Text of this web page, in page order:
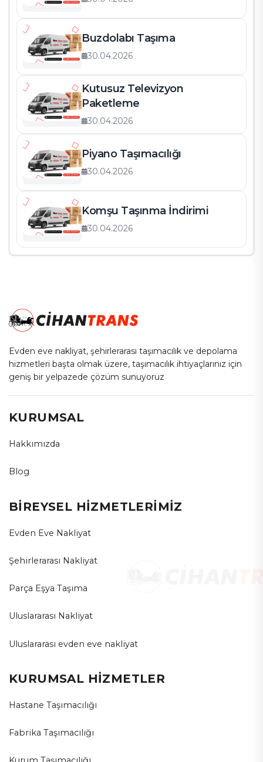
Buzdolabı Taşıma
30.04.2026
Kutusuz Televizyon
Paketleme
30.04.2026
Piyano Taşımacılığı
30.04.2026
Komşu Taşınma İndirimi
30.04.2026
Evden eve nakliyat, şehirlerarası taşımacılık ve depolama
hizmetleri başta olmak üzere, taşımacılık ihtiyaçlarınız için
geniş bir yelpazede çözüm sunuyoruz
KURUMSAL
Hakkımızda
Blog
BİREYSEL HİZMETLERİMİZ
Evden Eve Nakliyat
Şehirlerarası Nakliyat
Parça Eşya Taşıma
Uluslararası Nakliyat
Uluslararası evden eve nakliyat
KURUMSAL HİZMETLER
Hastane Taşımacılığı
Fabrika Taşımacılığı